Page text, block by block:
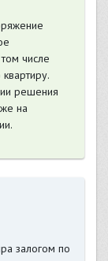
числе
решения
на
залогом по